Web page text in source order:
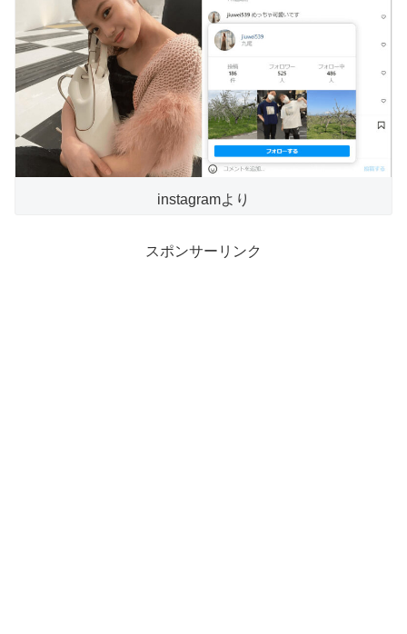
instagramより
スポンサーリンク